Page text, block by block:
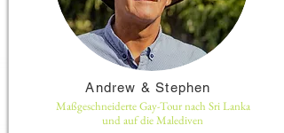
Andrew & Stephen
Maßgeschneiderte Gay-Tour nach Sri Lanka
und auf die Malediven